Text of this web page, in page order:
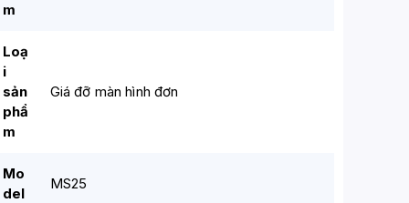
m
Loạ
i
sản
phẩ
m
Giá đỡ màn hình đơn
Mo
del
MS25